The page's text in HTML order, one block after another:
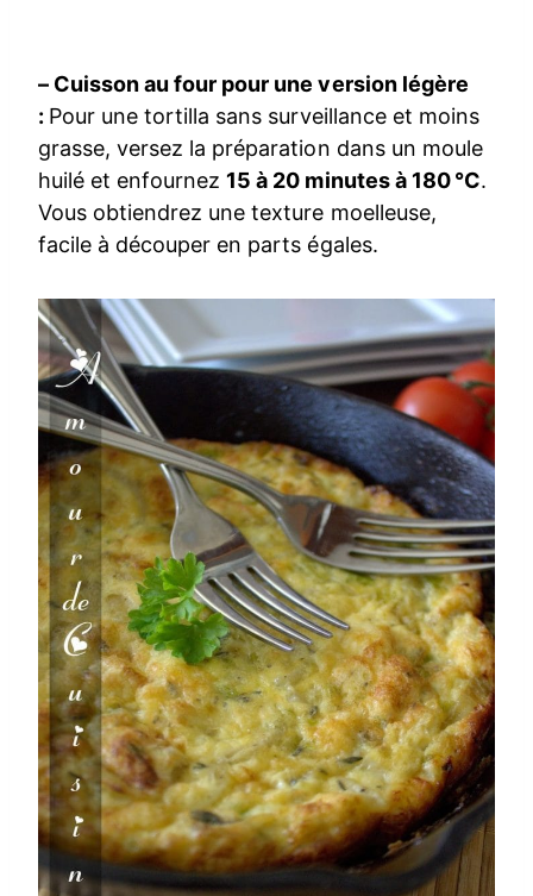
– Cuisson au four pour une version légère
: Pour une tortilla sans surveillance et moins
grasse, versez la préparation dans un moule
huilé et enfournez 15 à 20 minutes à 180 °C.
Vous obtiendrez une texture moelleuse,
facile à découper en parts égales.